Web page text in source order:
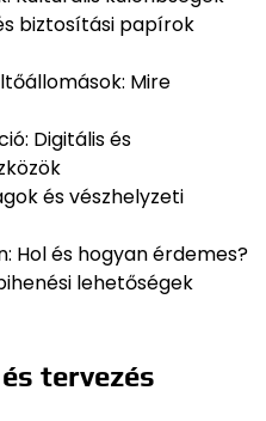
biztosítási papírok
Mire
Digitális és
és vészhelyzeti
Hol és hogyan érdemes?
lehetőségek
tervezés